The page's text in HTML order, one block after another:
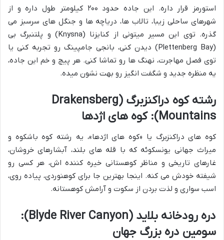
استورمز قرار داره. این جاده حدود ۲۰۰ کیلومتر طول داره و از
شهرهای ساحلی زیبا، تالاب ها، دریاچه ها و جنگل های سرسبز می
گذره. توی این مسیر میتونی از کنایزنا (Knysna) و پلتنبرگ بی
(Plettenberg Bay) دیدن کنی، بانجی جامپینگ رو تجربه کنی یا
توی فصل مهاجرت، نهنگ ها رو تماشا کنی. هر پیچ و خم این جاده،
یه منظره جدید و شگفت انگیز رو بهت نشون میده.
رشته کوه دراکنزبرگ (Drakensberg
Mountains): کوه های اژدها
کوه های دراکنزبرگ یا «کوه های اژدها»، یه رشته کوه باشکوه و
میراث جهانی یونسکوئه که با قله های بلند، آبشارهای خروشان،
غارهای تاریخی و مناظر کوهستانی خیره کننده اش، هر کسی رو
شیفته خودش می کنه. اینجا بهترین جا برای کوهنوردی، پیاده روی،
اسب سواری و لذت بردن از سکوت و آرامش کوهستانه.
دره رودخانه بلاید (Blyde River Canyon):
سومین دره بزرگ جهان